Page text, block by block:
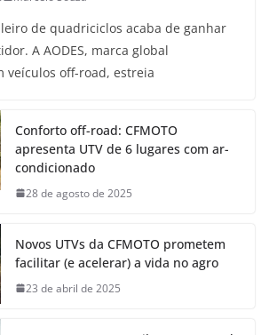
de quadriciclos acaba de ganhar
A AODES, marca global
veículos off-road, estreia
Conforto off-road: CFMOTO
apresenta UTV de 6 lugares com ar-
condicionado
28 de agosto de 2025
Novos UTVs da CFMOTO prometem
facilitar (e acelerar) a vida no agro
23 de abril de 2025